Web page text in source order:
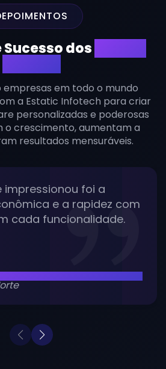
dos
em todo o mundo
a Estatic Infotech para criar
personalizadas e poderosas
o crescimento, aumentam a
resultados mensuráveis.
impressionou foi a
e a rapidez com
cada funcionalidade.